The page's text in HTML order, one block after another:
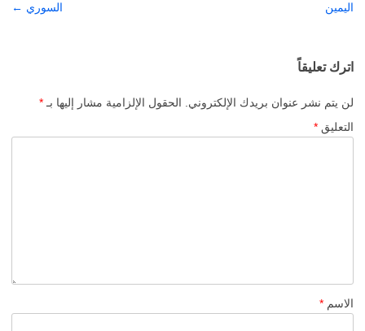
المقالات
اليمين
السوري ←
اترك تعليقاً
لن يتم نشر عنوان بريدك الإلكتروني. الحقول الإلزامية مشار إليها بـ *
التعليق *
الاسم *